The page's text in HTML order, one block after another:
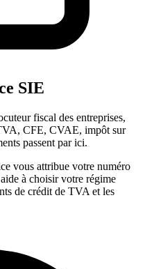
SIE
fiscal des entreprises,
CFE, CVAE, impôt sur
passent par ici.
vous attribue votre numéro
à choisir votre régime
de crédit de TVA et les